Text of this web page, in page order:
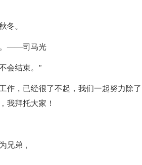
冬。
。——司马光
会结束。"
作，已经很了不起，我们一起努力除了
我拜托大家！
兄弟，